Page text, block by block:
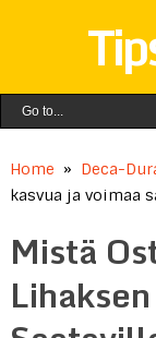
Home » Deca-
kasvua ja voimaa
Mistä